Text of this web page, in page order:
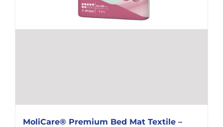
MoliCare® Premium Bed Mat Textile –